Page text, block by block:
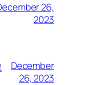
26,
2023
December
26, 2023